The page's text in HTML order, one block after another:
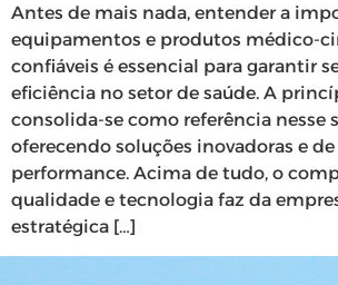
Antes de mais nada, entender a
equipamentos e produtos médico-
confiáveis é essencial para garantir
eficiência no setor de saúde. A
consolida-se como referência nesse
oferecendo soluções inovadoras e
performance. Acima de tudo, o
qualidade e tecnologia faz da
estratégica […]